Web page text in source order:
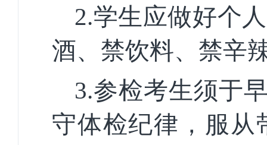
2.学生应做好个
酒、禁饮料、禁辛
3.参检考生须于
守体检纪律，服从